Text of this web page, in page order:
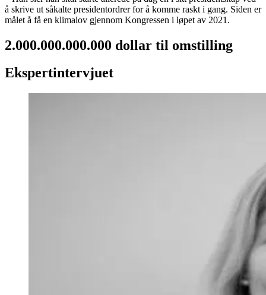
å skrive ut såkalte presidentordrer for å komme raskt i gang. Siden er
målet å få en klimalov gjennom Kongressen i løpet av 2021.
2.000.000.000.000 dollar til omstilling
Ekspertintervjuet